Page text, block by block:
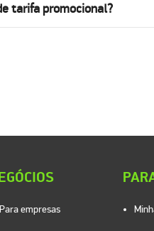
tarifa promocional?
Para empresas